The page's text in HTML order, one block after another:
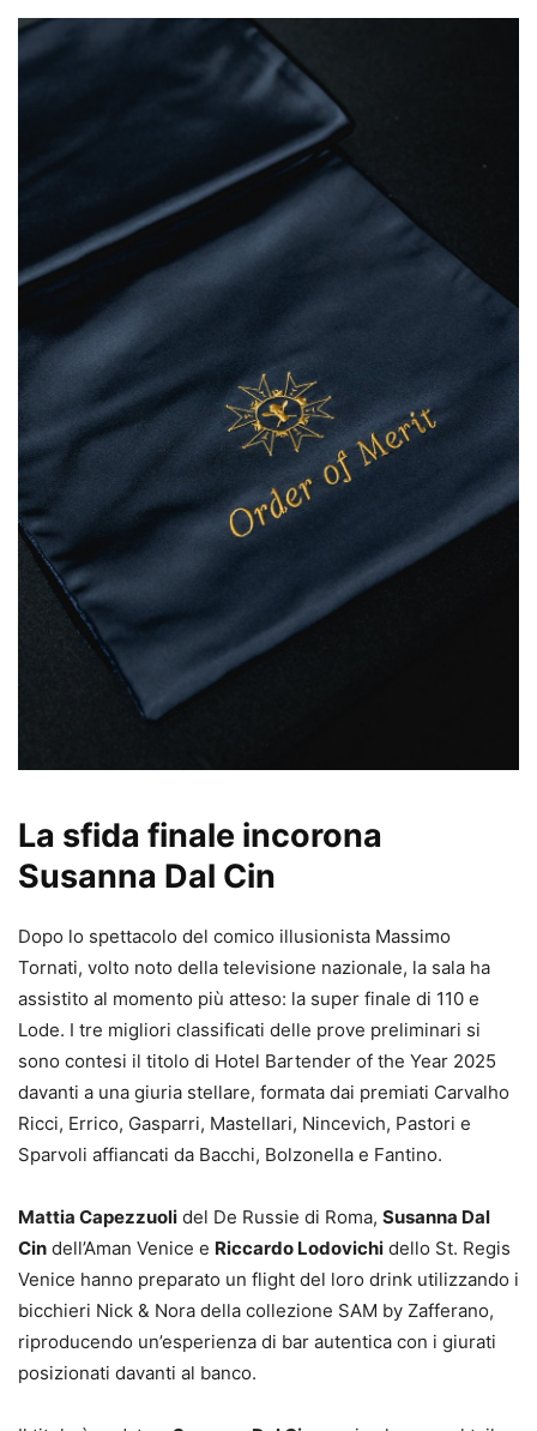
La sfida finale incorona
Susanna Dal Cin
Dopo lo spettacolo del comico illusionista Massimo
Tornati, volto noto della televisione nazionale, la sala ha
assistito al momento più atteso: la super finale di 110 e
Lode. I tre migliori classificati delle prove preliminari si
sono contesi il titolo di Hotel Bartender of the Year 2025
davanti a una giuria stellare, formata dai premiati Carvalho
Ricci, Errico, Gasparri, Mastellari, Nincevich, Pastori e
Sparvoli affiancati da Bacchi, Bolzonella e Fantino.
Mattia Capezzuoli del De Russie di Roma, Susanna Dal
Cin dell’Aman Venice e Riccardo Lodovichi dello St. Regis
Venice hanno preparato un flight del loro drink utilizzando i
bicchieri Nick & Nora della collezione SAM by Zafferano,
riproducendo un’esperienza di bar autentica con i giurati
posizionati davanti al banco.